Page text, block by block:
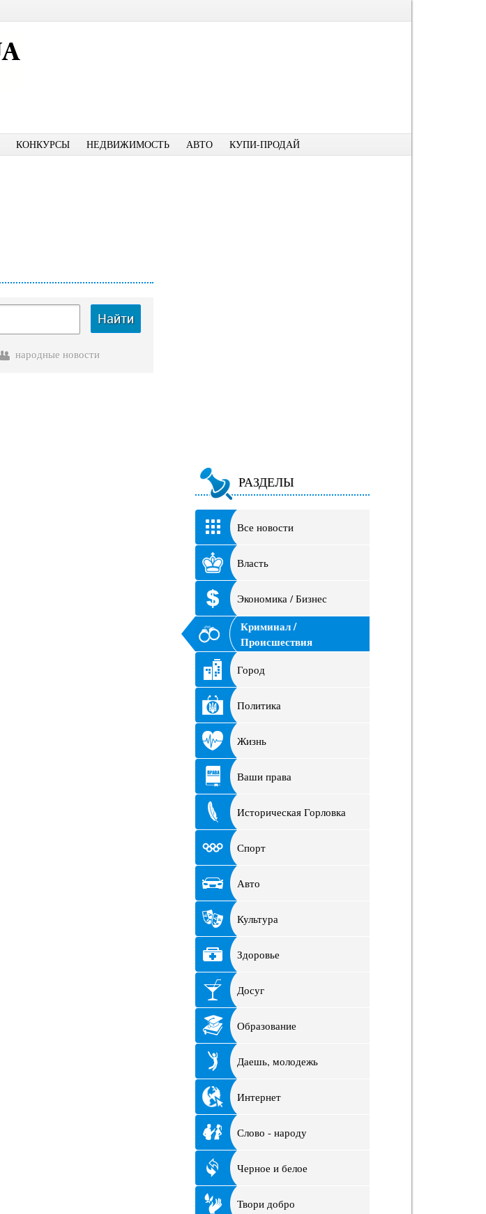
КОНКУРСЫ НЕДВИЖИМОСТЬ АВТО КУПИ-ПРОДАЙ
Найти
народные новости
РАЗДЕЛЫ
Все новости
Власть
Экономика / Бизнес
Криминал /
Происшествия
Город
Политика
Жизнь
Ваши права
Историческая Горловка
Спорт
Авто
Культура
Здоровье
Досуг
Образование
Даешь, молодежь
Интернет
Слово - народу
Черное и белое
Твори добро